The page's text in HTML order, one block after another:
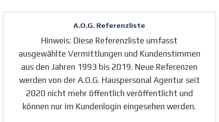
A.O.G. Referenzliste
Hinweis: Diese Referenzliste umfasst
ausgewählte Vermittlungen und Kundenstimmen
aus den Jahren 1993 bis 2019. Neue Referenzen
werden von der A.O.G. Hauspersonal Agentur seit
2020 nicht mehr öffentlich veröffentlicht und
können nur im Kundenlogin eingesehen werden.